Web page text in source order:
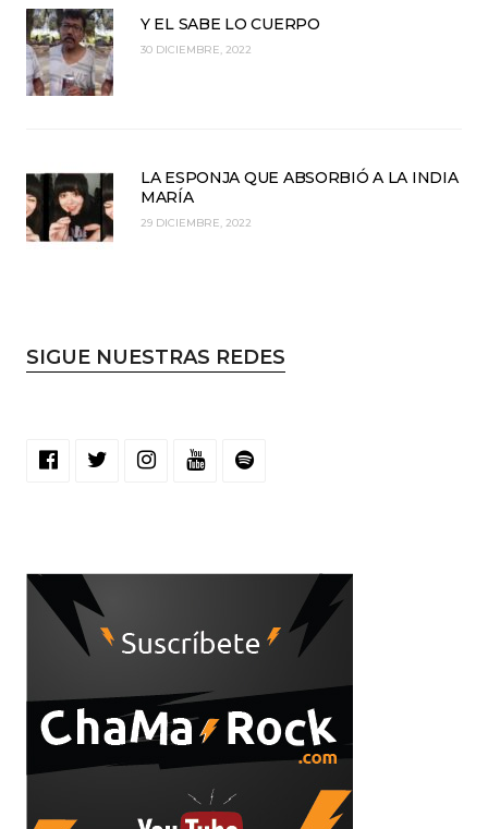
Y EL SABE LO CUERPO
30 DICIEMBRE, 2022
LA ESPONJA QUE ABSORBIÓ A LA INDIA
MARÍA
29 DICIEMBRE, 2022
SIGUE NUESTRAS REDES